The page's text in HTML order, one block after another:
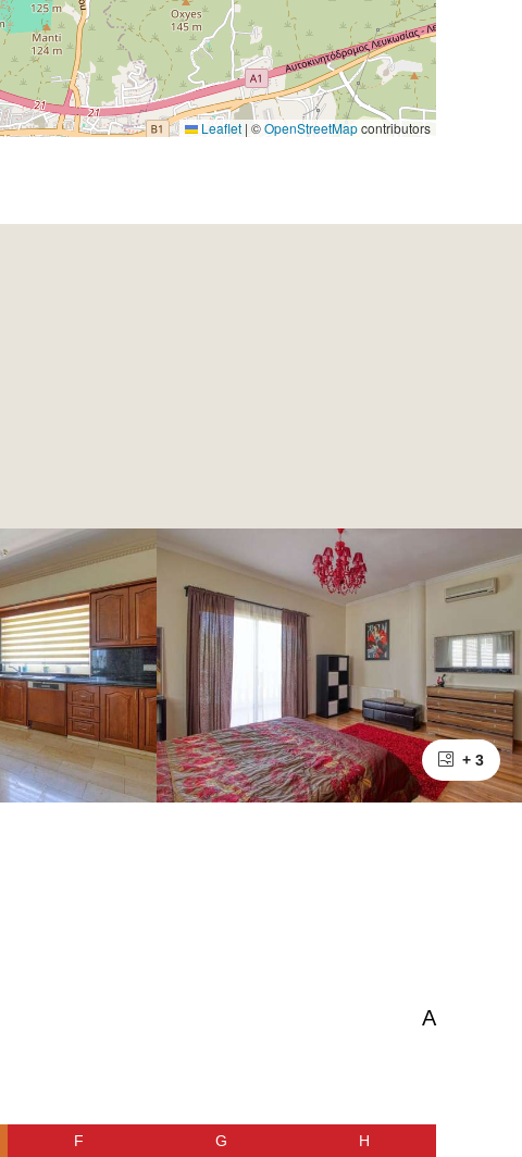
Leaflet | ©OpenStreetMapcontributors
+ 3
A
F G H